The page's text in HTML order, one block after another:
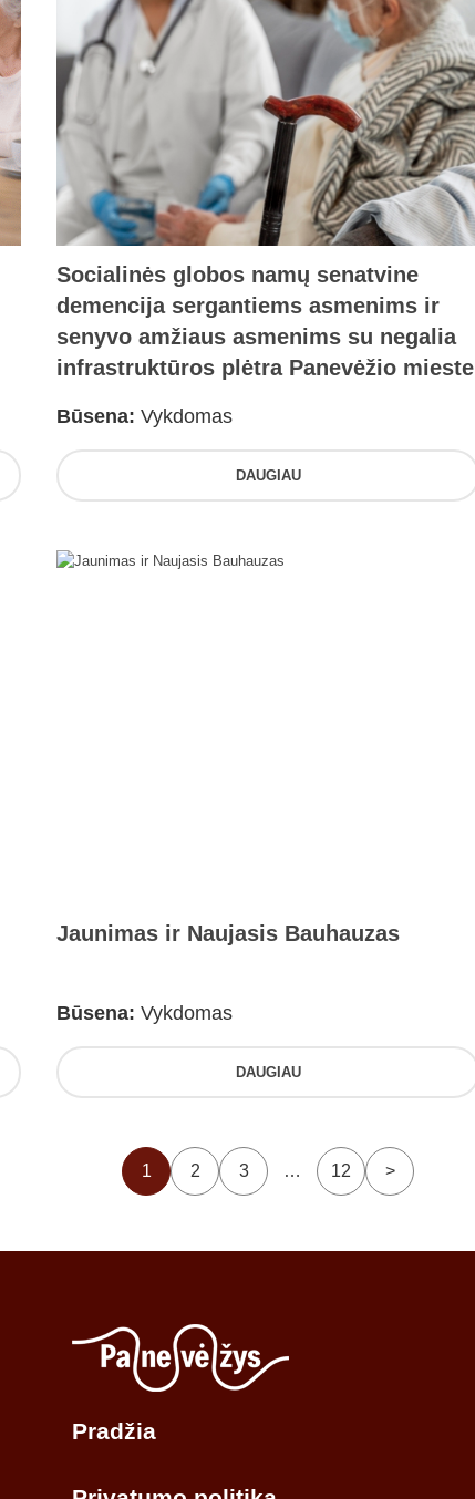
Socialinės globos namų senatvine
demencija sergantiems asmenims ir
senyvo amžiaus asmenims su negalia
infrastruktūros plėtra Panevėžio mieste
Būsena: Vykdomas
DAUGIAU
Jaunimas ir Naujasis Bauhauzas
Būsena: Vykdomas
DAUGIAU
1 2 3 … 12 >
Pradžia